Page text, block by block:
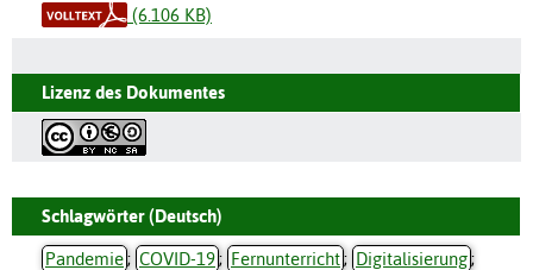
(6.106 KB)
Lizenz des Dokumentes
Schlagwörter (Deutsch)
Pandemie; COVID-19; Fernunterricht; Digitalisierung;